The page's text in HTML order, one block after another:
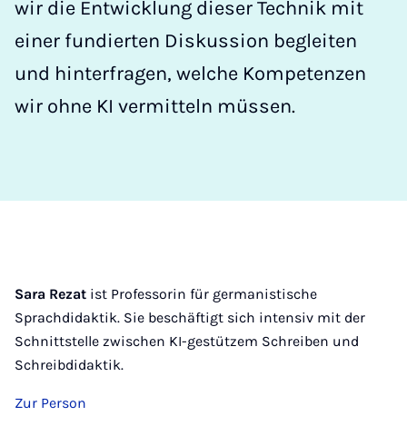
wir die Entwicklung dieser Technik mit
einer fundierten Diskussion begleiten
und hinterfragen, welche Kompetenzen
wir ohne KI vermitteln müssen.
Sara Rezat ist Professorin für germanistische
Sprachdidaktik. Sie beschäftigt sich intensiv mit der
Schnittstelle zwischen KI-gestützem Schreiben und
Schreibdidaktik.
Zur Person